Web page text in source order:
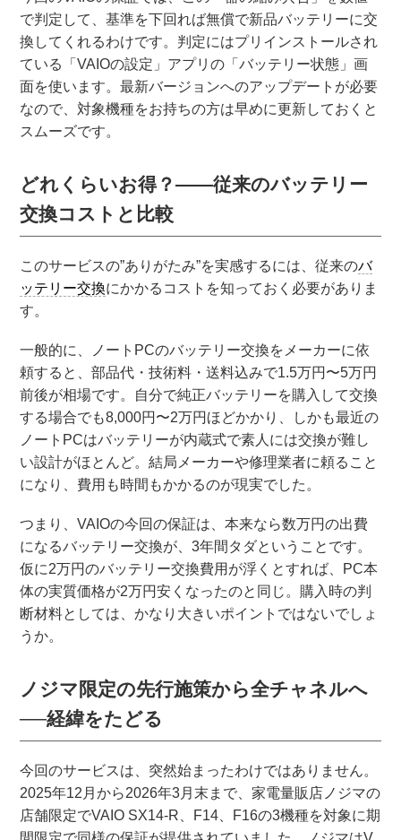
で判定して、基準を下回れば無償で新品バッテリーに交
換してくれるわけです。判定にはプリインストールされ
ている「VAIOの設定」アプリの「バッテリー状態」画
面を使います。最新バージョンへのアップデートが必要
なので、対象機種をお持ちの方は早めに更新しておくと
スムーズです。
どれくらいお得？——従来のバッテリー
交換コストと比較
このサービスの”ありがたみ”を実感するには、従来のバ
ッテリー交換にかかるコストを知っておく必要がありま
す。
一般的に、ノートPCのバッテリー交換をメーカーに依
頼すると、部品代・技術料・送料込みで1.5万円〜5万円
前後が相場です。自分で純正バッテリーを購入して交換
する場合でも8,000円〜2万円ほどかかり、しかも最近の
ノートPCはバッテリーが内蔵式で素人には交換が難し
い設計がほとんど。結局メーカーや修理業者に頼ること
になり、費用も時間もかかるのが現実でした。
つまり、VAIOの今回の保証は、本来なら数万円の出費
になるバッテリー交換が、3年間タダということです。
仮に2万円のバッテリー交換費用が浮くとすれば、PC本
体の実質価格が2万円安くなったのと同じ。購入時の判
断材料としては、かなり大きいポイントではないでしょ
うか。
ノジマ限定の先行施策から全チャネルへ
──経緯をたどる
今回のサービスは、突然始まったわけではありません。
2025年12月から2026年3月末まで、家電量販店ノジマの
店舗限定でVAIO SX14-R、F14、F16の3機種を対象に期